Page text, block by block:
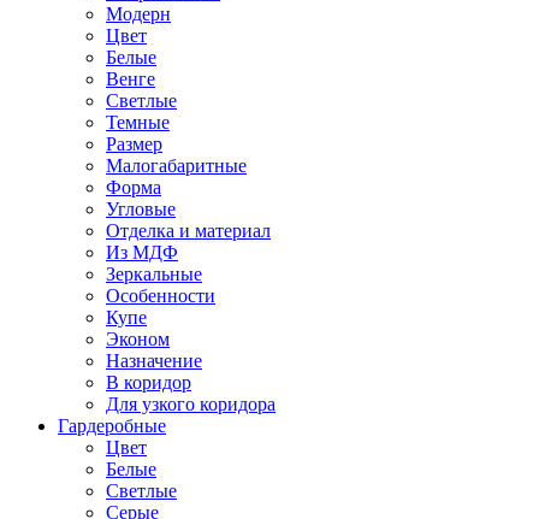
Модерн
Цвет
Белые
Венге
Светлые
Темные
Размер
Малогабаритные
Форма
Угловые
Отделка и материал
Из МДФ
Зеркальные
Особенности
Купе
Эконом
Назначение
В коридор
Для узкого коридора
Гардеробные
Цвет
Белые
Светлые
Серые